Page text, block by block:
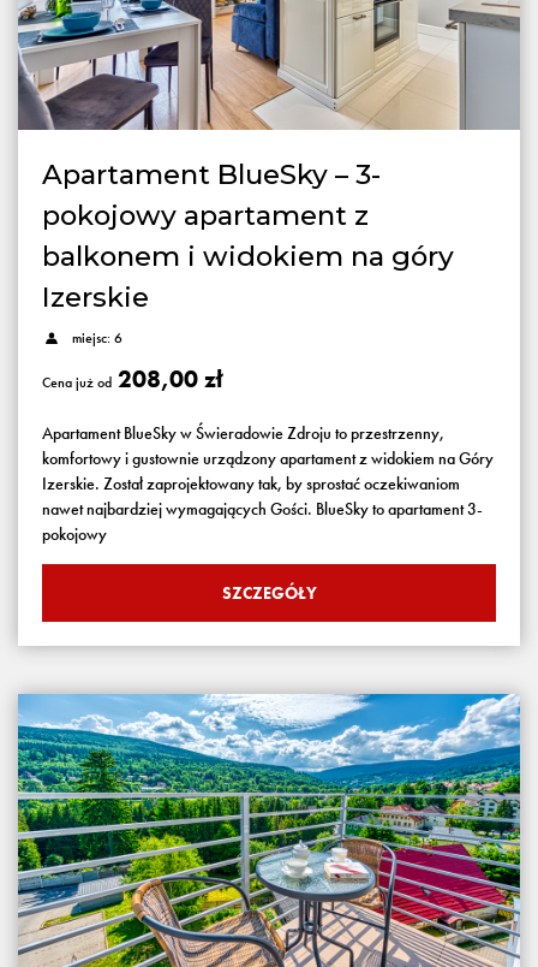
Apartament BlueSky – 3-
pokojowy apartament z
balkonem i widokiem na góry
Izerskie
miejsc: 6
Cena już od 208,00 zł
Apartament BlueSky w Świeradowie Zdroju to przestrzenny,
komfortowy i gustownie urządzony apartament z widokiem na Góry
Izerskie. Został zaprojektowany tak, by sprostać oczekiwaniom
nawet najbardziej wymagających Gości. BlueSky to apartament 3-
pokojowy
SZCZEGÓŁY